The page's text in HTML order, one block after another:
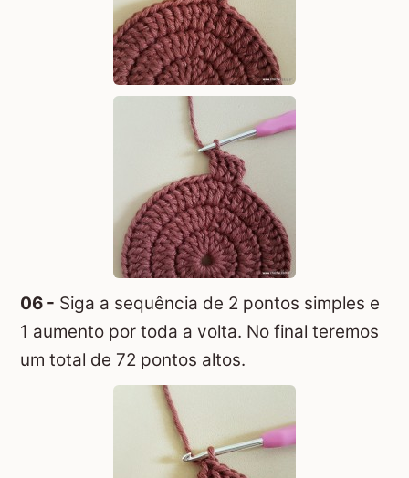
06 - Siga a sequência de 2 pontos simples e
1 aumento por toda a volta. No final teremos
um total de 72 pontos altos.